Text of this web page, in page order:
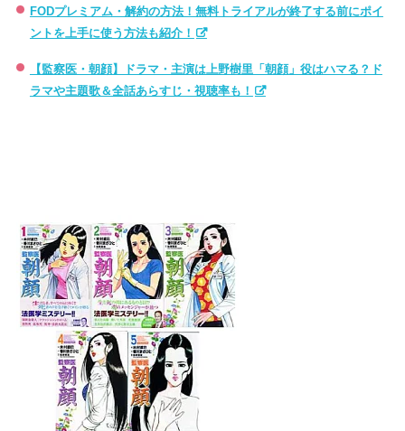
FODプレミアム・解約の方法！無料トライアルが終了する前にポイ
ントを上手に使う方法も紹介！
【監察医・朝顔】ドラマ・主演は上野樹里「朝顔」役はハマる？ド
ラマや主題歌＆全話あらすじ・視聴率も！